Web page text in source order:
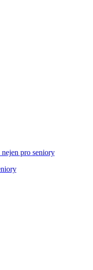
nejen pro seniory